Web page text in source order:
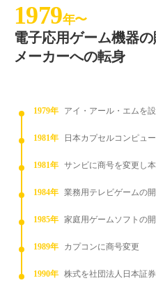
1979年〜
電子応用ゲーム機器
メーカーへの転身
1979年 アイ・アール・エムを
1981年 日本カプセルコンピュ
1981年 サンビに商号を変更し
1984年 業務用テレビゲームの
1985年 家庭用ゲームソフトの
1989年 カプコンに商号変更
1990年 株式を社団法人日本証